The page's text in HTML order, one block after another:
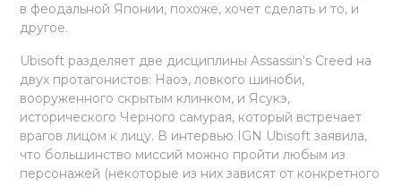
в феодальной Японии, похоже, хочет сделать и то, и
другое.
Ubisoft разделяет две дисциплины Assassin's Creed на
двух протагонистов: Наоэ, ловкого шиноби,
вооруженного скрытым клинком, и Ясукэ,
исторического Черного самурая, который встречает
врагов лицом к лицу. В интервью IGN Ubisoft заявила,
что большинство миссий можно пройти любым из
персонажей (некоторые из них зависят от конкретного